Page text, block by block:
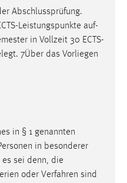
Abschlussprüfung.
Leistungspunkte auf-
in Vollzeit 30 ECTS-
7Über das Vorliegen
in § 1 genannten
in besonderer
sei denn, die
oder Verfahren sind